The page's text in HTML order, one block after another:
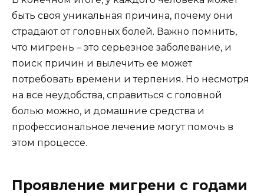
быть своя уникальная причина, почему они
страдают от головных болей. Важно помнить,
что мигрень – это серьезное заболевание, и
поиск причин и вылечить ее может
потребовать времени и терпения. Но несмотря
на все неудобства, справиться с головной
болью можно, и домашние средства и
профессиональное лечение могут помочь в
этом процессе.
Проявление мигрени с годами